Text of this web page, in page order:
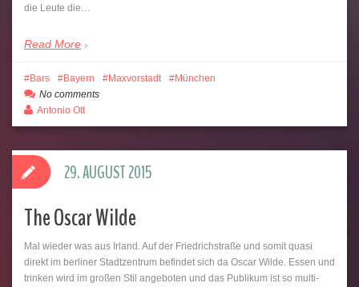
die Leute die…
Read More
Bars Bayern Maxvorstadt
München
No comments
Antonio Ott
The Oscar Wilde
Mal wieder was aus Irland. Auf der Friedrichstraße und somit quasi
direkt im berliner Stadtzentrum befindet sich da Oscar Wilde. Essen und
trinken wird im großen Stil angeboten und das Publikum ist so multi-
29. AUGUST 2015